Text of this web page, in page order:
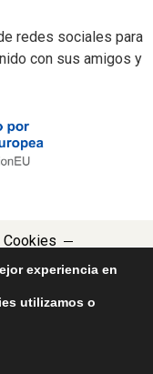
redes sociales para
con sus amigos y
de Accesibilidad
experiencia en
utilizamos o